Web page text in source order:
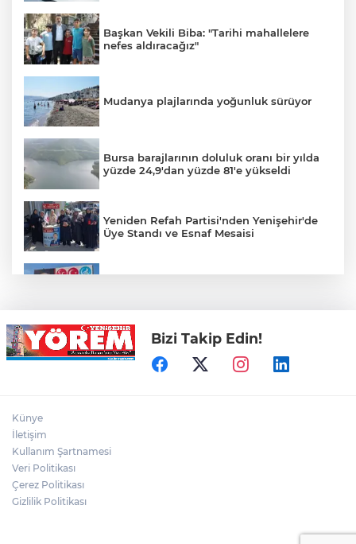
Başkan Vekili Biba: "Tarihi mahallelere
nefes aldıracağız"
Mudanya plajlarında yoğunluk sürüyor
Bursa barajlarının doluluk oranı bir yılda
yüzde 24,9'dan yüzde 81'e yükseldi
Yeniden Refah Partisi'nden Yenişehir'de
Üye Standı ve Esnaf Mesaisi
Açıkhava’da ‘cimri’ye alkış yağmuru
Bizi Takip Edin!
Künye
İletişim
Kullanım Şartnamesi
Veri Politikası
Çerez Politikası
Gizlilik Politikası